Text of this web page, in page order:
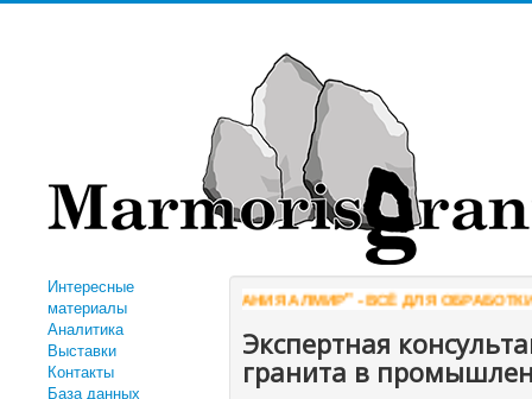
Интересные
материалы
Аналитика
Выставки
Контакты
База данных
"КОМПАНИЯ АЛМИР" - ВСЁ ДЛЯ ОБРАБОТКИ КАМНЯ
Экспертная
гранита в